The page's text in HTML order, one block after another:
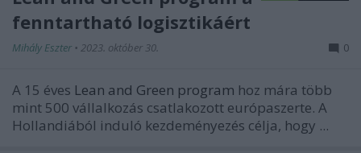
fenntartható logisztikáért
Mihály Eszter • 2023. október 30. 0
A 15 éves Lean and Green program hoz mára több
mint 500 vállalkozás csatlakozott európaszerte. A
Hollandiából induló kezdeményezés célja, hogy ...